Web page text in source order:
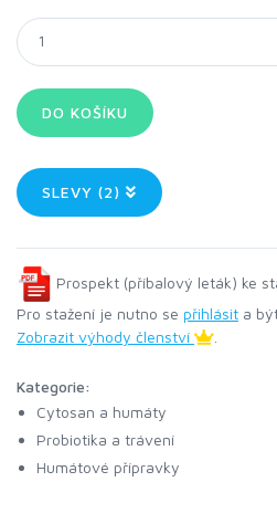
SLEVY (2)
Prospekt (příbalový leták) ke
Pro stažení je nutno se přihlásit a
Zobrazit výhody členství
Kategorie:
Cytosan a humáty
Probiotika a trávení
Humátové přípravky